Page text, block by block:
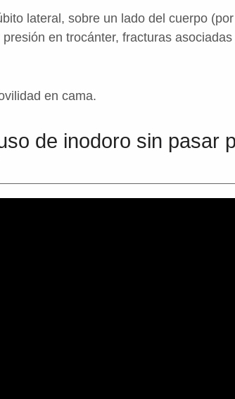
sobre un lado del cuerpo (por
en trocánter, fracturas
en cama.
de inodoro sin pasar